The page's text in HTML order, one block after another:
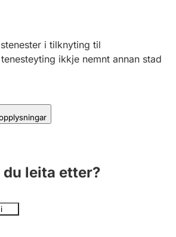
i tilknyting til
ikkje nemnt annan stad
du leita etter?